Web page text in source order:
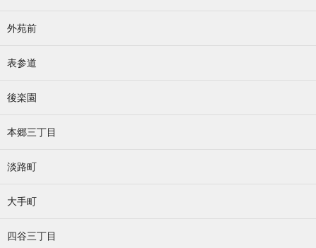
外苑前
表参道
後楽園
本郷三丁目
淡路町
大手町
四谷三丁目